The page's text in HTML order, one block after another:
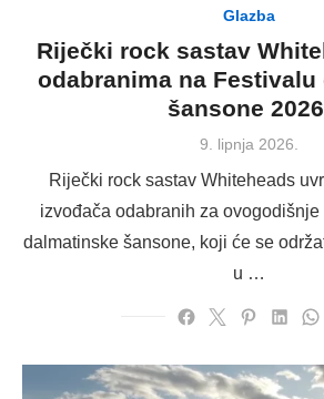
Glazba
Riječki rock sastav
odabranima na
šansone
Posted
9. lipnja 2026.
Riječki rock sastav Whiteheads
izvođača odabranih za
dalmatinske šansone, koji će se
u …